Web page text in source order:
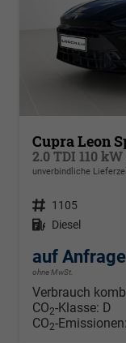
Cupra Leon
unverbindliche
Fahrzeugnr. 1105
Kraftstoff Diesel
auf Anfrage
ohne MwSt.
Verbrauch
CO2-Klasse: D
CO2-Emissionen: